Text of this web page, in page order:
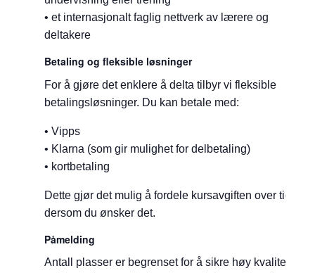
• et internasjonalt faglig nettverk av lærere og
deltakere
Betaling og fleksible løsninger
For å gjøre det enklere å delta tilbyr vi fleksible
betalingsløsninger. Du kan betale med:
• Vipps
• Klarna (som gir mulighet for delbetaling)
• kortbetaling
Dette gjør det mulig å fordele kursavgiften over tid
dersom du ønsker det.
Påmelding
Antall plasser er begrenset for å sikre høy kvalitet på